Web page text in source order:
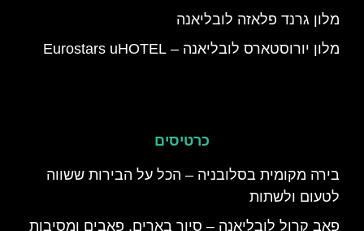
מלון גרנד פלאזה לובליאנה
מלון יורוסטארס לובליאנה – Eurostars uHOTEL
כרטיסים
בירה מקומית בסלובניה – הכל על הבירות ששווה
לטעום ולשתות
פאב קרול לובליאנה – סיור בארים, פאבים ומסיבות